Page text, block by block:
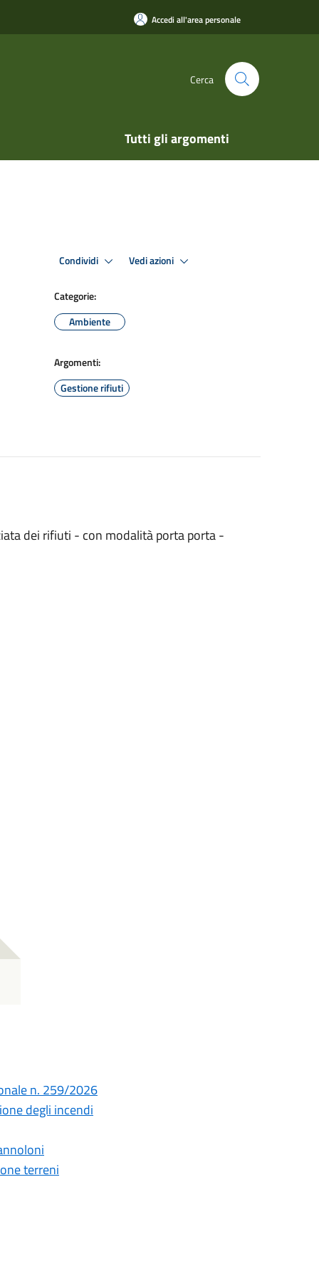
Accedi all'area personale
Cerca
Tutti gli argomenti
Condividi Vedi azioni
Categorie:
Ambiente
Argomenti:
Gestione rifiuti
dei rifiuti - con modalità porta porta -
n. 259/2026
degli incendi
terreni